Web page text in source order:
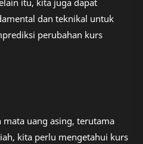
itu, kita juga dapat
dan teknikal untuk
perubahan kurs
uang asing, terutama
kita perlu mengetahui kurs